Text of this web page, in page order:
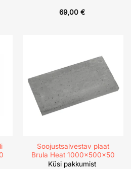
69,00 €
Soojustsalvestav plaat
Brula Heat 1000x500x50
Küsi pakkumist